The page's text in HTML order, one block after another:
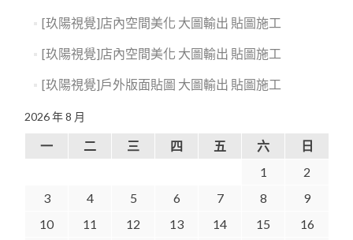
[玖陽視覺]店內空間美化 大圖輸出 貼圖施工
[玖陽視覺]店內空間美化 大圖輸出 貼圖施工
[玖陽視覺]戶外版面貼圖 大圖輸出 貼圖施工
2026 年 8 月
一 二 三 四 五 六
日
1
2
3
4 5 6 7 8
9
10
11 12 13 14 15
16